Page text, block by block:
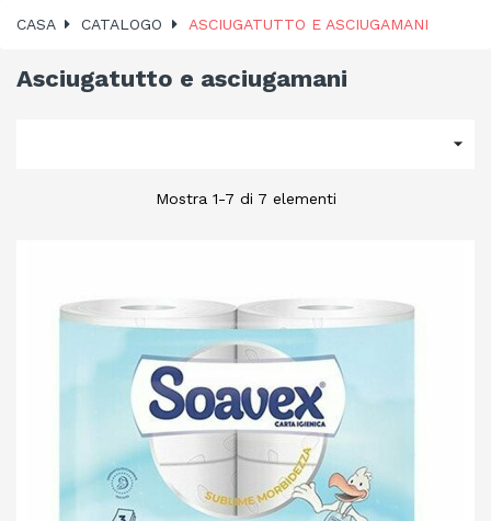
CASA CATALOGO ASCIUGATUTTO E ASCIUGAMANI
Asciugatutto e asciugamani

Mostra 1-7 di 7 elementi